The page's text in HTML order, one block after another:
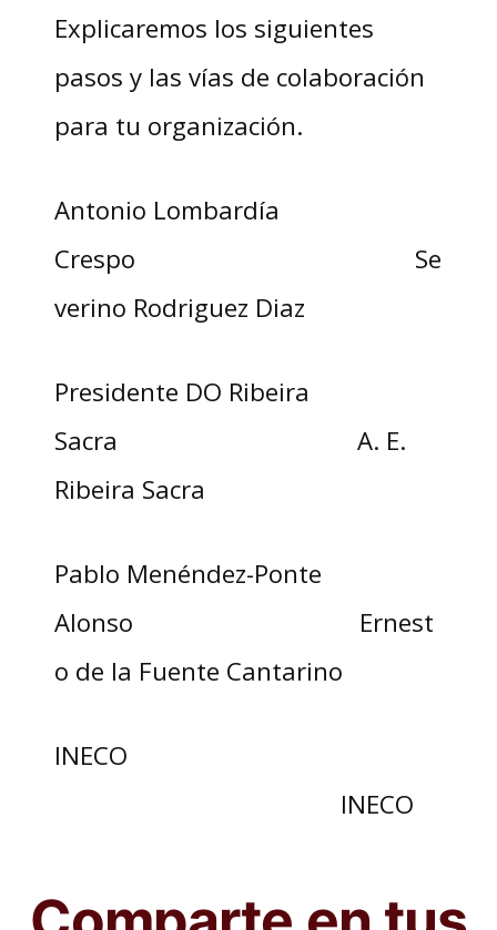
Explicaremos los siguientes
pasos y las vías de colaboración
para tu organización.
Antonio Lombardía
Crespo Se
verino Rodriguez Diaz
Presidente DO Ribeira
Sacra A. E.
Ribeira Sacra
Pablo Menéndez-Ponte
Alonso Ernest
o de la Fuente Cantarino
INECO
INECO